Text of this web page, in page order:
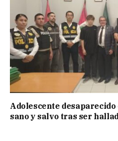
Adolescente
sano y salvo tras ser